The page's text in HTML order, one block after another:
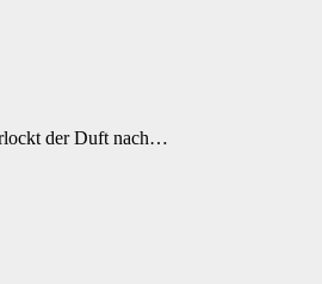
der Duft nach…